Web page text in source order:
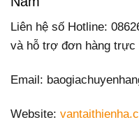
Liên hệ số Hotline:
và hỗ trợ đơn hàng trực
Email:
Website: